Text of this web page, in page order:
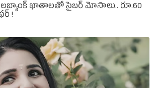
పేదలబ్యాంక్‌ ఖాతాలతో సైబర్‌ మోసాలు.. రూ.60
!